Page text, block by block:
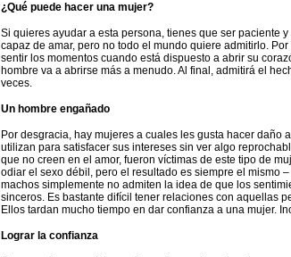
¿Qué puede hacer una mujer?
Si quieres ayudar a esta persona, tienes que ser paciente
capaz de amar, pero no todo el mundo quiere admitirlo.
sentir los momentos cuando está dispuesto a abrir su
hombre va a abrirse más a menudo. Al final, admitirá el
veces.
Un hombre engañado
Por desgracia, hay mujeres a cuales les gusta hacer daño
utilizan para satisfacer sus intereses sin ver algo
que no creen en el amor, fueron víctimas de este tipo de
odiar el sexo débil, pero el resultado es siempre el mismo
machos simplemente no admiten la idea de que los
sinceros. Es bastante difícil tener relaciones con aquellas
Ellos tardan mucho tiempo en dar confianza a una mujer.
Lograr la confianza